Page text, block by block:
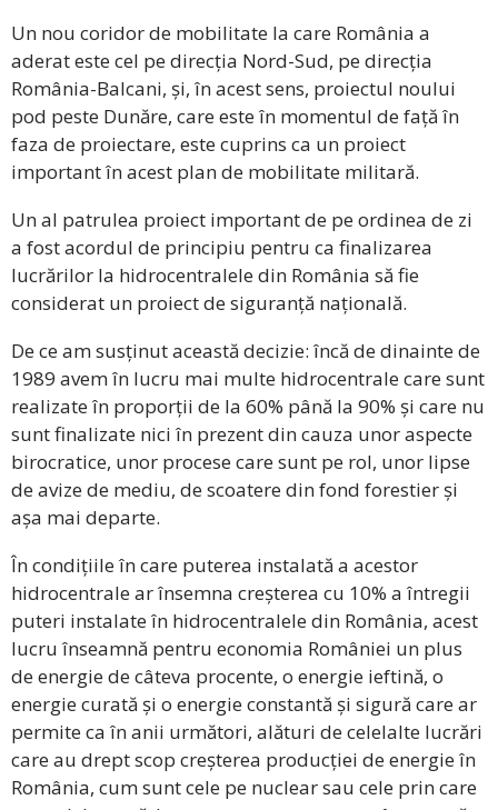
Un nou coridor de mobilitate la care România a
aderat este cel pe direcția Nord-Sud, pe direcția
România-Balcani, și, în acest sens, proiectul noului
pod peste Dunăre, care este în momentul de față în
faza de proiectare, este cuprins ca un proiect
important în acest plan de mobilitate militară.
Un al patrulea proiect important de pe ordinea de zi
a fost acordul de principiu pentru ca finalizarea
lucrărilor la hidrocentralele din România să fie
considerat un proiect de siguranță națională.
De ce am susținut această decizie: încă de dinainte de
1989 avem în lucru mai multe hidrocentrale care sunt
realizate în proporții de la 60% până la 90% și care nu
sunt finalizate nici în prezent din cauza unor aspecte
birocratice, unor procese care sunt pe rol, unor lipse
de avize de mediu, de scoatere din fond forestier și
așa mai departe.
În condițiile în care puterea instalată a acestor
hidrocentrale ar însemna creșterea cu 10% a întregii
puteri instalate în hidrocentralele din România, acest
lucru înseamnă pentru economia României un plus
de energie de câteva procente, o energie ieftină, o
energie curată și o energie constantă și sigură care ar
permite ca în anii următori, alături de celelalte lucrări
care au drept scop creșterea producției de energie în
România, cum sunt cele pe nuclear sau cele prin care